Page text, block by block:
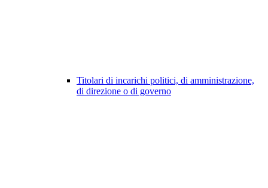
Titolari di incarichi politici, di amministrazione,
di direzione o di governo